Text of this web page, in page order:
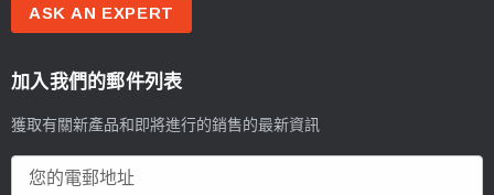
ASK AN EXPERT
加入我們的郵件列表
獲取有關新產品和即將進行的銷售的最新資訊